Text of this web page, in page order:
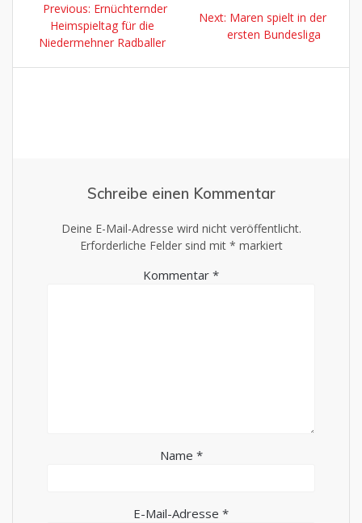
Previous: Ernüchternder
Heimspieltag für die
Niedermehner Radballer
Next: Maren spielt in der
ersten Bundesliga
Schreibe einen Kommentar
Deine E-Mail-Adresse wird nicht veröffentlicht.
Erforderliche Felder sind mit * markiert
Kommentar *
Name *
E-Mail-Adresse *